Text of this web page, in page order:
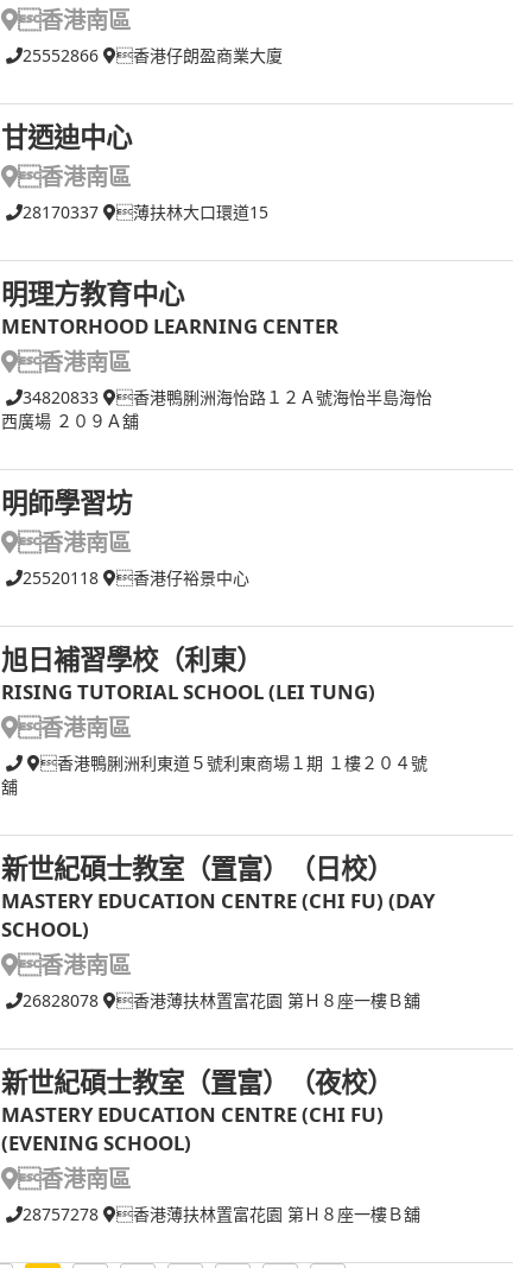
香港南區
25552866 香港仔朗盈商業大廈
甘迺迪中心
香港南區
28170337 薄扶林大口環道15
明理方教育中心
MENTORHOOD LEARNING CENTER
香港南區
34820833
香港鴨脷洲海怡路１２Ａ號海怡半島海怡
西廣場 ２０９Ａ舖
明師學習坊
香港南區
25520118 香港仔裕景中心
旭日補習學校（利東）
RISING TUTORIAL SCHOOL (LEI TUNG)
香港南區
香港鴨脷洲利東道５號利東商場１期 １樓２０４號
舖
新世紀碩士教室（置富）（日校）
MASTERY EDUCATION CENTRE (CHI FU) (DAY
SCHOOL)
香港南區
26828078 香港薄扶林置富花園 第Ｈ８座一樓Ｂ舖
新世紀碩士教室（置富）（夜校）
MASTERY EDUCATION CENTRE (CHI FU)
(EVENING SCHOOL)
香港南區
28757278 香港薄扶林置富花園 第Ｈ８座一樓Ｂ舖